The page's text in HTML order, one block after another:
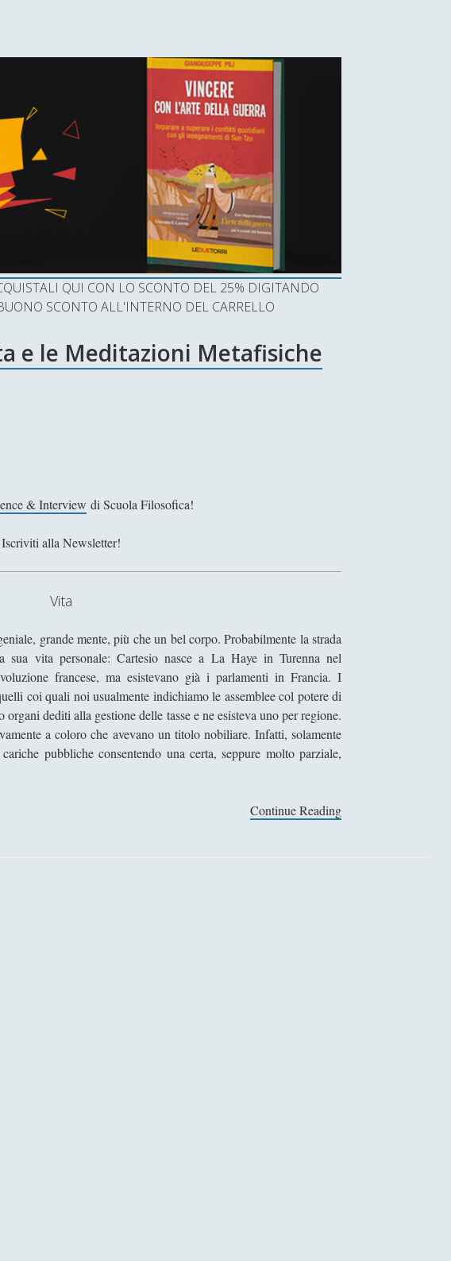
QUI CON LO SCONTO DEL 25% DIGITANDO
SCONTO ALL'INTERNO DEL CARRELLO
e le Meditazioni Metafisiche
& Interview di Scuola Filosofica!
Iscriviti alla Newsletter!
Vita
grande mente, più che un bel corpo. Probabilmente la strada
sua vita personale: Cartesio nasce a La Haye in Turenna nel
francese, ma esistevano già i parlamenti in Francia. I
coi quali noi usualmente indichiamo le assemblee col potere di
dediti alla gestione delle tasse e ne esisteva uno per regione.
a coloro che avevano un titolo nobiliare. Infatti, solamente
pubbliche consentendo una certa, seppure molto parziale,
Continue Reading